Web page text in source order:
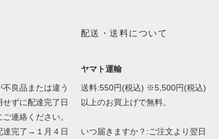
良品または違う
ずに配達完了日
連絡ください。
達完了→１月４日
配送・送料について
ヤマト運輸
送料:550円(税込) ※5,500円(税込)
以上のお買上げで無料。
いつ届きますか？:ご注文より翌日